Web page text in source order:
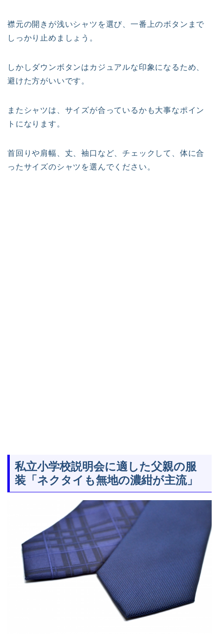
襟元の開きが浅いシャツを選び、一番上のボタンまで
しっかり止めましょう。
しかしダウンボタンはカジュアルな印象になるため、
避けた方がいいです。
またシャツは、サイズが合っているかも大事なポイン
トになります。
首回りや肩幅、丈、袖口など、チェックして、体に合
ったサイズのシャツを選んでください。
私立小学校説明会に適した父親の服
装「ネクタイも無地の濃紺が主流」